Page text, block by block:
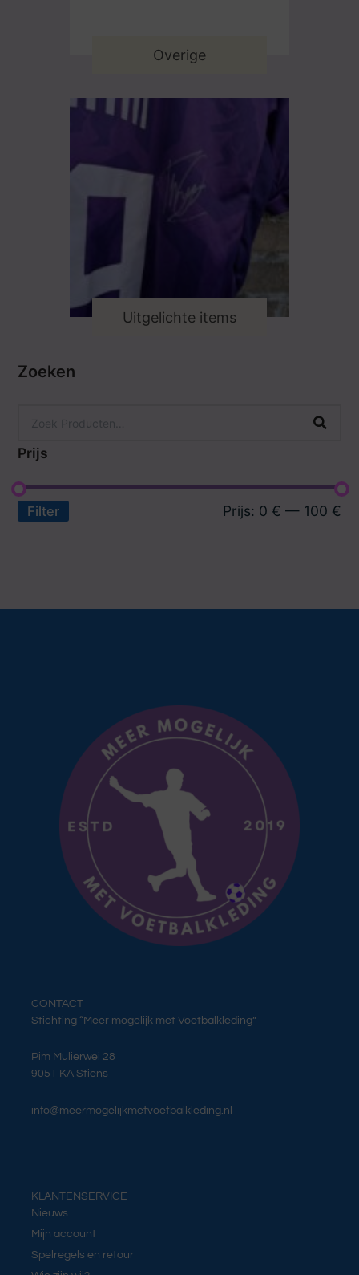
Overige
Uitgelichte items
Zoeken
Prijs
Filter Prijs: 0 € — 100 €
CONTACT
Stichting “Meer mogelijk met Voetbalkleding”
Pim Mulierwei 28
9051 KA Stiens
info@meermogelijkmetvoetbalkleding.nl
KLANTENSERVICE
Nieuws
Mijn account
Spelregels en retour